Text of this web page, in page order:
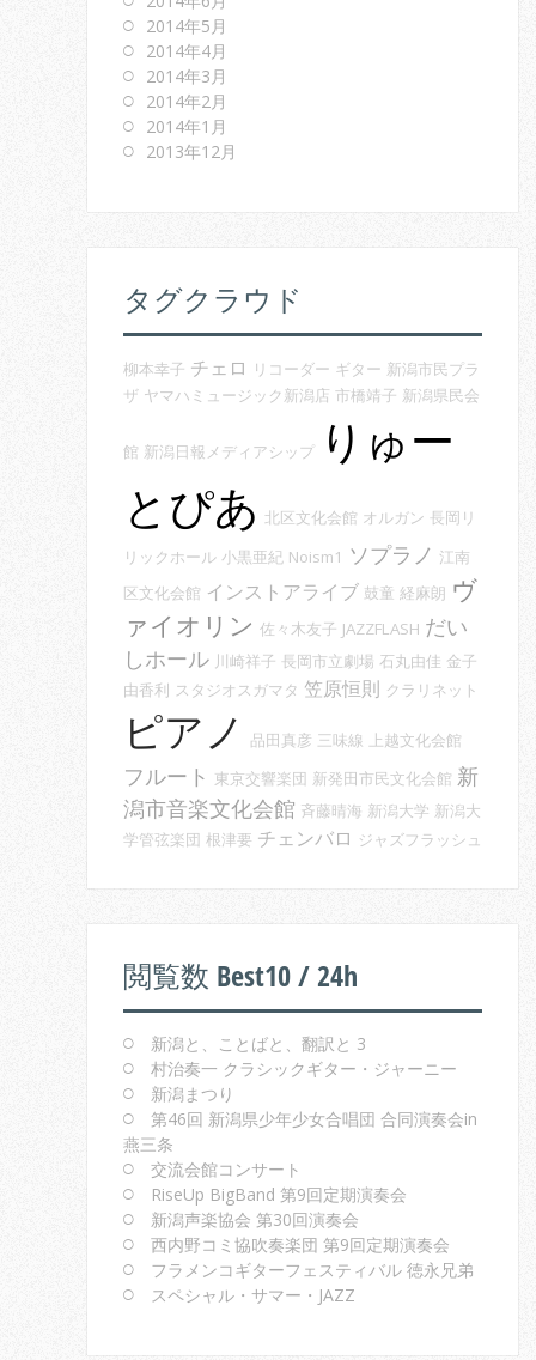
2014年5月
2014年4月
2014年3月
2014年2月
2014年1月
2013年12月
タグクラウド
柳本幸子 チェロ リコーダー ギター 新潟市民プラ
ザ ヤマハミュージック新潟店 市橋靖子 新潟県民会
館 新潟日報メディアシップ
りゅー
とぴあ 北区文化会館 オルガン 長岡リ
リックホール 小黒亜紀 Noism1 ソプラノ 江南
区文化会館 インストアライブ 鼓童 経麻朗 ヴ
ァイオリン 佐々木友子 JAZZFLASH だい
しホール 川崎祥子 長岡市立劇場 石丸由佳 金子
由香利 スタジオスガマタ 笠原恒則 クラリネット
ピアノ 品田真彦 三味線 上越文化会館
フルート 東京交響楽団 新発田市民文化会館 新
潟市音楽文化会館 斉藤晴海 新潟大学 新潟大
学管弦楽団 根津要 チェンバロ ジャズフラッシュ
閲覧数 Best10 / 24h
新潟と、ことばと、翻訳と 3
村治奏一 クラシックギター・ジャーニー
新潟まつり
第46回 新潟県少年少女合唱団 合同演奏会in
燕三条
交流会館コンサート
RiseUp BigBand 第9回定期演奏会
新潟声楽協会 第30回演奏会
西内野コミ協吹奏楽団 第9回定期演奏会
フラメンコギターフェスティバル 徳永兄弟
スペシャル・サマー・JAZZ